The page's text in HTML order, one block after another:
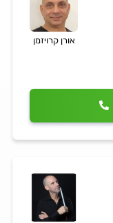
אורן קרויזמן